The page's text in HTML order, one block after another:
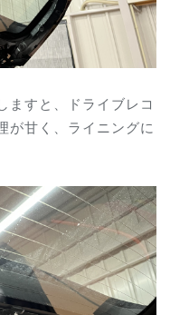
ますと、ドライブレコ
が甘く、ライニングに